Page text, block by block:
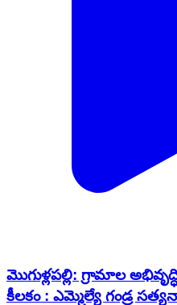
మొగుళ్లపల్లి: గ్రామాల
కీలకం : ఎమ్మెల్యే గండ్ర